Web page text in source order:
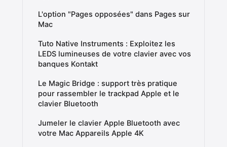
L'option "Pages opposées" dans Pages sur
Mac
Tuto Native Instruments : Exploitez les
LEDS lumineuses de votre clavier avec vos
banques Kontakt
Le Magic Bridge : support très pratique
pour rassembler le trackpad Apple et le
clavier Bluetooth
Jumeler le clavier Apple Bluetooth avec
votre Mac Appareils Apple 4K